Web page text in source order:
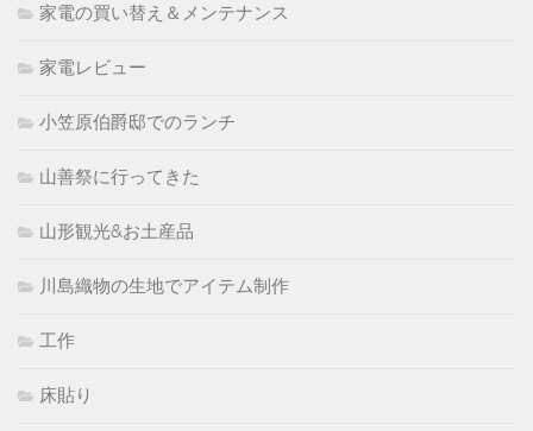
家電の買い替え＆メンテナンス
家電レビュー
小笠原伯爵邸でのランチ
山善祭に行ってきた
山形観光&お土産品
川島織物の生地でアイテム制作
工作
床貼り